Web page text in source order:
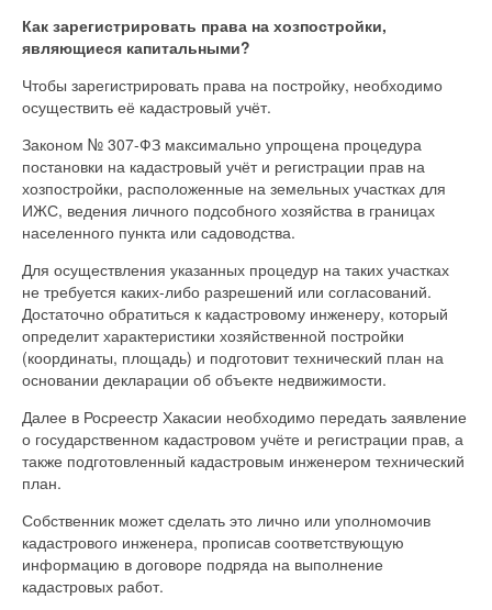
Как зарегистрировать права на хозпостройки,
являющиеся капитальными?
Чтобы зарегистрировать права на постройку, необходимо
осуществить её кадастровый учёт.
Законом № 307-ФЗ максимально упрощена процедура
постановки на кадастровый учёт и регистрации прав на
хозпостройки, расположенные на земельных участках для
ИЖС, ведения личного подсобного хозяйства в границах
населенного пункта или садоводства.
Для осуществления указанных процедур на таких участках
не требуется каких-либо разрешений или согласований.
Достаточно обратиться к кадастровому инженеру, который
определит характеристики хозяйственной постройки
(координаты, площадь) и подготовит технический план на
основании декларации об объекте недвижимости.
Далее в Росреестр Хакасии необходимо передать заявление
о государственном кадастровом учёте и регистрации прав, а
также подготовленный кадастровым инженером технический
план.
Собственник может сделать это лично или уполномочив
кадастрового инженера, прописав соответствующую
информацию в договоре подряда на выполнение
кадастровых работ.